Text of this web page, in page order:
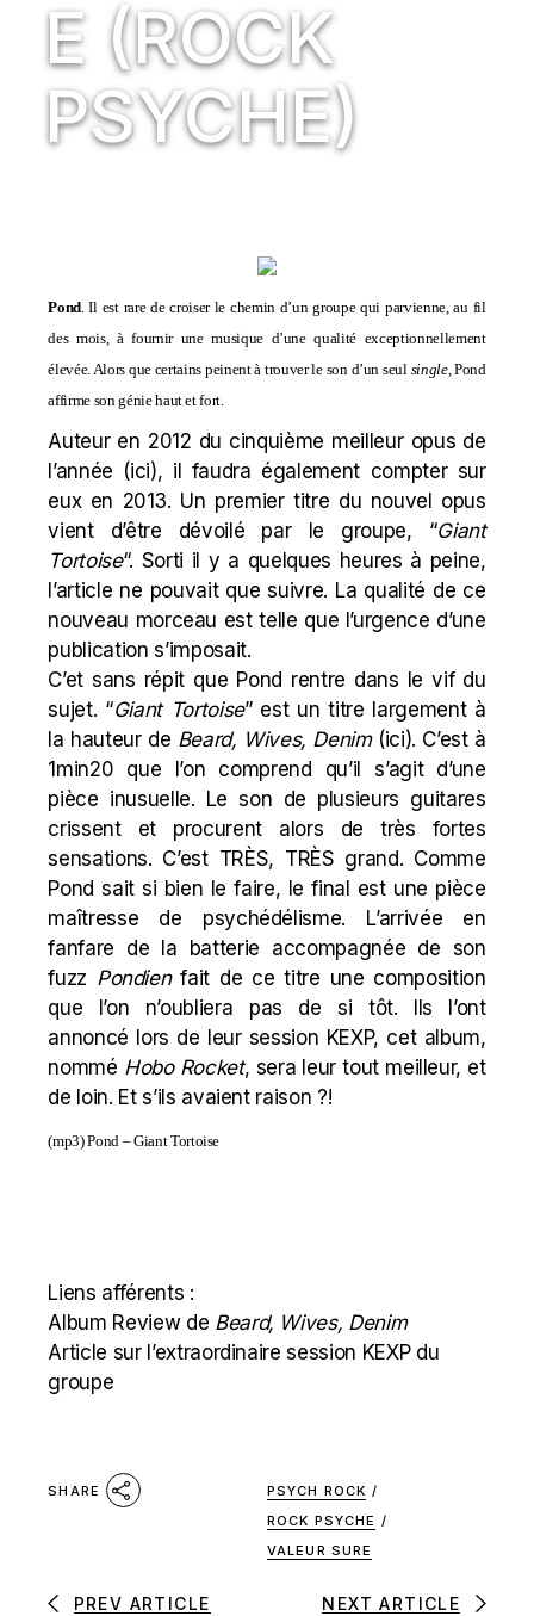
E (ROCK
PSYCHE)
Pond. Il est rare de croiser le chemin d’un groupe qui parvienne, au fil
des mois, à fournir une musique d’une qualité exceptionnellement
élevée. Alors que certains peinent à trouver le son d’un seul single, Pond
affirme son génie haut et fort.
Auteur en 2012 du cinquième meilleur opus de
l’année (ici), il faudra également compter sur
eux en 2013. Un premier titre du nouvel opus
vient d’être dévoilé par le groupe, “Giant
Tortoise“. Sorti il y a quelques heures à peine,
l’article ne pouvait que suivre. La qualité de ce
nouveau morceau est telle que l’urgence d’une
publication s’imposait.
C’et sans répit que Pond rentre dans le vif du
sujet. “Giant Tortoise” est un titre largement à
la hauteur de Beard, Wives, Denim(ici). C’est à
1min20 que l’on comprend qu’il s’agit d’une
pièce inusuelle. Le son de plusieurs guitares
crissent et procurent alors de très fortes
sensations. C’est TRÈS, TRÈS grand. Comme
Pond sait si bien le faire, le final est une pièce
maîtresse de psychédélisme. L’arrivée en
fanfare de la batterie accompagnée de son
fuzz Pondienfait de ce titre une composition
que l’on n’oubliera pas de si tôt. Ils l’ont
annoncé lors de leur session KEXP, cet album,
nommé Hobo Rocket, sera leur tout meilleur, et
de loin. Et s’ils avaient raison ?!
(mp3)Pond – Giant Tortoise
Liens afférents :
Album Review de Beard, Wives, Denim
Article sur l’extraordinaire session KEXP du
groupe
SHARE PSYCH ROCK /
ROCK PSYCHE /
VALEUR SURE
PREV ARTICLE NEXT ARTICLE